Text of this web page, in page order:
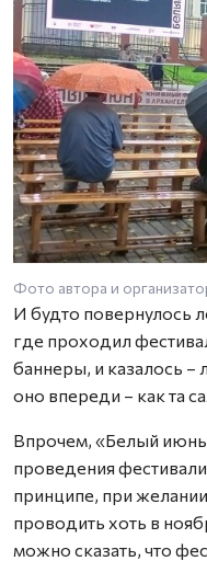
Фото автора и
И будто повернулось
где проходил
баннеры, и казалось –
оно впереди – как та
Впрочем, «Белый
проведения
принципе, при
проводить хоть в
можно сказать, что